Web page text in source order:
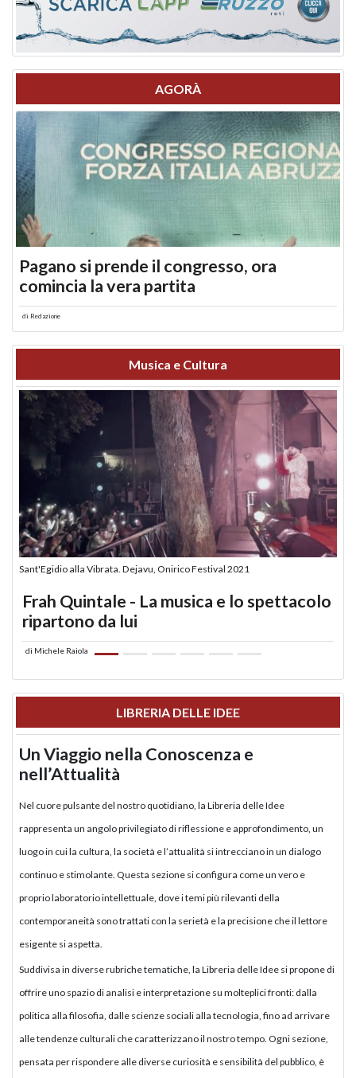
AGORÀ
Pagano si prende il congresso, ora
comincia la vera partita
di Redazione
Musica e Cultura
Sant'Egidio alla Vibrata. Dejavu, Onirico Festival 2021
Frah Quintale - La musica e lo spettacolo
ripartono da lui
di Michele Raiola
LIBRERIA DELLE IDEE
Un Viaggio nella Conoscenza e
nell’Attualità
Nel cuore pulsante del nostro quotidiano, la Libreria delle Idee
rappresenta un angolo privilegiato di riflessione e approfondimento, un
luogo in cui la cultura, la società e l’attualità si intrecciano in un dialogo
continuo e stimolante. Questa sezione si configura come un vero e
proprio laboratorio intellettuale, dove i temi più rilevanti della
contemporaneità sono trattati con la serietà e la precisione che il lettore
esigente si aspetta.
Suddivisa in diverse rubriche tematiche, la Libreria delle Idee si propone di
offrire uno spazio di analisi e interpretazione su molteplici fronti: dalla
politica alla filosofia, dalle scienze sociali alla tecnologia, fino ad arrivare
alle tendenze culturali che caratterizzano il nostro tempo. Ogni sezione,
pensata per rispondere alle diverse curiosità e sensibilità del pubblico, è